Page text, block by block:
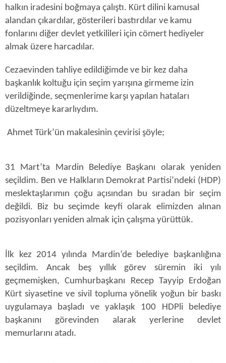
halkın iradesini boğmaya çalıştı. Kürt dilini kamusal
alandan çıkardılar, gösterileri bastırdılar ve kamu
fonlarını diğer devlet yetkilileri için cömert hediyeler
almak üzere harcadılar.
Cezaevinden tahliye edildiğimde ve bir kez daha
başkanlık koltuğu için seçim yarışına girmeme izin
verildiğinde, seçmenlerime karşı yapılan hataları
düzeltmeye kararlıydım.
Ahmet Türk’ün makalesinin çevirisi şöyle;
31 Mart’ta Mardin Belediye Başkanı olarak yeniden
seçildim. Ben ve Halkların Demokrat Partisi’ndeki (HDP)
meslektaşlarımın çoğu açısından bu sıradan bir seçim
değildi. Biz bu seçimde keyfi olarak elimizden alınan
pozisyonları yeniden almak için çalışma yürüttük.
İlk kez 2014 yılında Mardin’de belediye başkanlığına
seçildim. Ancak beş yıllık görev süremin iki yılı
geçmemişken, Cumhurbaşkanı Recep Tayyip Erdoğan
Kürt siyasetine ve sivil topluma yönelik yoğun bir baskı
uygulamaya başladı ve yaklaşık 100 HDPli belediye
başkanını görevinden alarak yerlerine devlet
memurlarını atadı.